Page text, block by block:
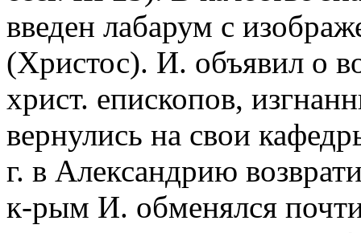
введен лабарум с
(Христос). И. объявил о
христ. епископов,
вернулись на свои
г. в Александрию
к-рым И. обменялся